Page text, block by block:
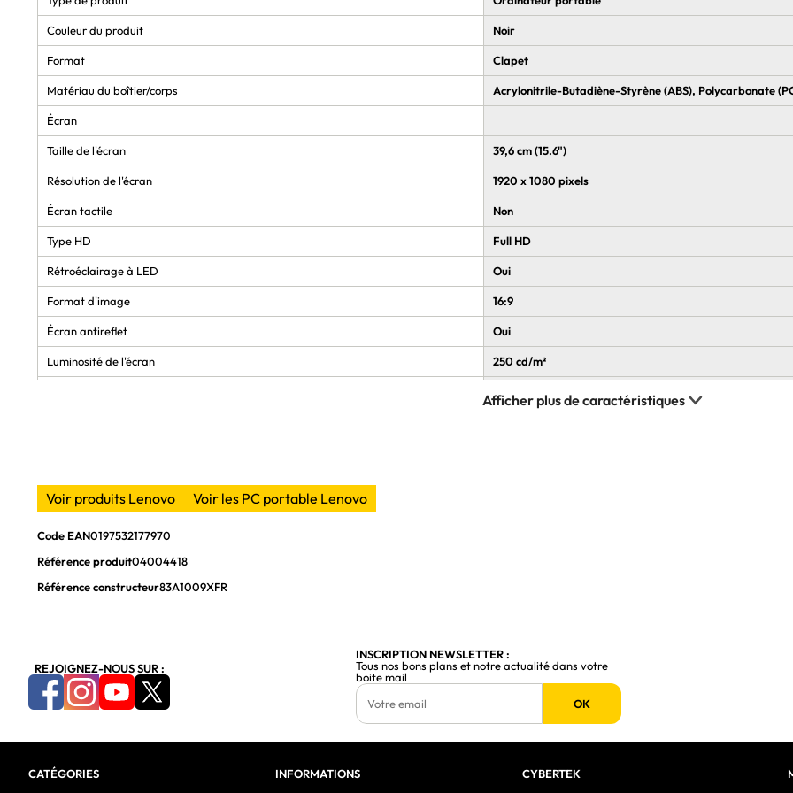
Couleur du produit Noir
Format Clapet
Matériau du boîtier/corps Acrylonitrile-Butadiène-Styrène (ABS), Polycarbonate
Écran
Taille de l'écran 39,6 cm (15.6")
Résolution de l'écran 1920 x 1080 pixels
Écran tactile Non
Type HD Full HD
Rétroéclairage à LED Oui
Format d'image 16:9
Écran antireflet Oui
Luminosité de l'écran 250 cd/m²
Processeur
Fabricant de processeur
Famille de processeur
Nombre de coeurs de processeurs 8
Nombre de threads du processeur
4,6 GHz
Cœurs efficaces
Voir produits Lenovo Voir les PC portable Lenovo
Code EAN0197532177970
Référence produit04004418
Référence constructeur83A1009XFR
REJOIGNEZ-NOUS SUR :
INSCRIPTION NEWSLETTER :
Tous nos bons plans et notre actualité dans votre
boite mail
OK
CATÉGORIES INFORMATIONS CYBERTEK